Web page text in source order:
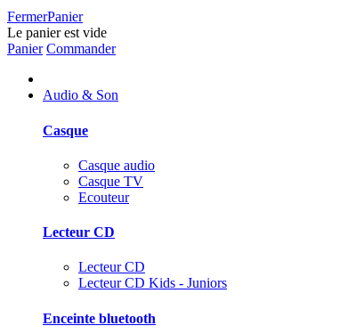
FermerPanier
Le panier est vide
Panier Commander
Audio & Son
Casque
Casque audio
Casque TV
Ecouteur
Lecteur CD
Lecteur CD
Lecteur CD Kids - Juniors
Enceinte bluetooth